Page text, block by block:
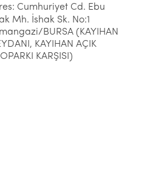
Cumhuriyet Cd. Ebu
Mh. İshak Sk. No:1
BURSA (KAYIHAN
KAYIHAN AÇIK
KARŞISI)